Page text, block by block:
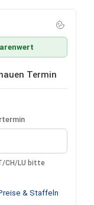
Termin
CH/LU bitte
& Staffeln